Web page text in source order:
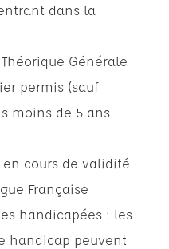
dans la
Générale
permis (sauf
moins de 5 ans
cours de validité
Française
handicapées : les
handicap peuvent